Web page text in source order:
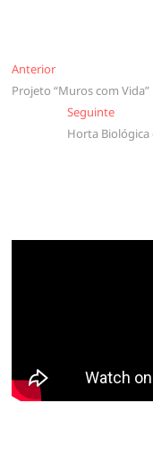
Navegação
de
artigos
AnteriorAnterior
Projeto “Muros com Vida”
SeguinteSeguinte
Horta Biológica